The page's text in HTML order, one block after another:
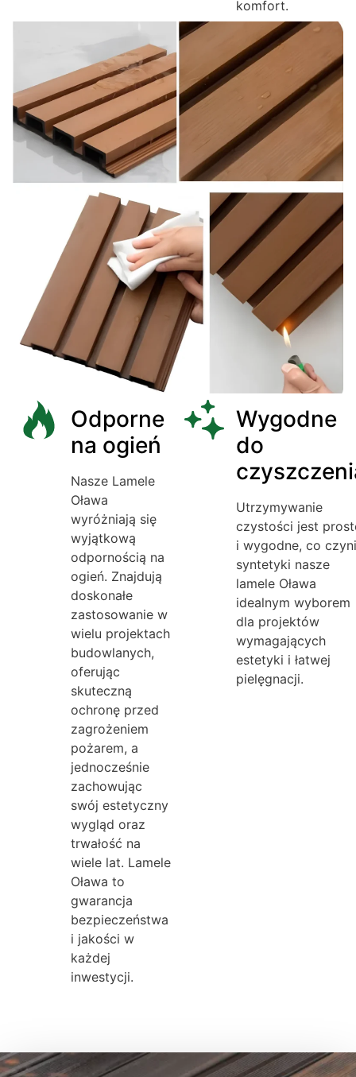
komfort.
Odporne
na ogień
Nasze Lamele
Oława
wyróżniają się
wyjątkową
odpornością na
ogień. Znajdują
doskonałe
zastosowanie w
wielu projektach
budowlanych,
oferując
skuteczną
ochronę przed
zagrożeniem
pożarem, a
jednocześnie
zachowując
swój estetyczny
wygląd oraz
trwałość na
wiele lat. Lamele
Oława to
gwarancja
bezpieczeństwa
i jakości w
każdej
inwestycji.
Wygodne
do
Utrzymywanie
czystości jest
i wygodne, co czyni
syntetyki nasze
lamele Oława
idealnym wyborem
dla projektów
wymagających
estetyki i łatwej
pielęgnacji.